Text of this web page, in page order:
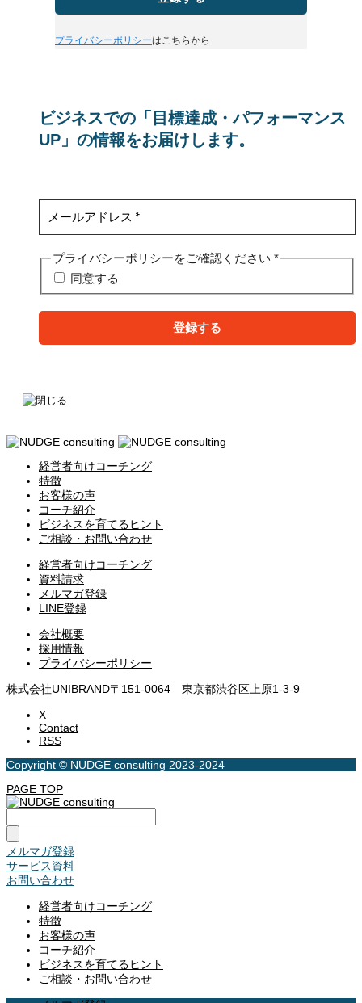
プライバシーポリシーはこちらから
ビジネスでの「目標達成・パフォーマンス
UP」の情報をお届けします。
プライバシーポリシーをご確認ください *
同意する
経営者向けコーチング
特徴
お客様の声
コーチ紹介
ビジネスを育てるヒント
ご相談・お問い合わせ
経営者向けコーチング
資料請求
メルマガ登録
LINE登録
会社概要
採用情報
プライバシーポリシー
株式会社UNIBRAND〒151-0064 東京都渋谷区上原1-3-9
X
Contact
RSS
Copyright © NUDGE consulting 2023-2024
PAGE TOP
メルマガ登録
サービス資料
お問い合わせ
経営者向けコーチング
特徴
お客様の声
コーチ紹介
ビジネスを育てるヒント
ご相談・お問い合わせ